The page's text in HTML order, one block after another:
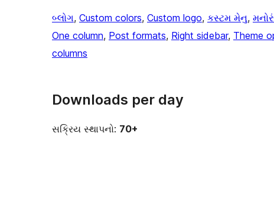
બ્લોગ, Custom colors, Custom logo, કસ્ટમ મેનુ,
One column, Post formats, Right sidebar, Theme
columns
Downloads per day
સક્રિય સ્થાપનો: 70+